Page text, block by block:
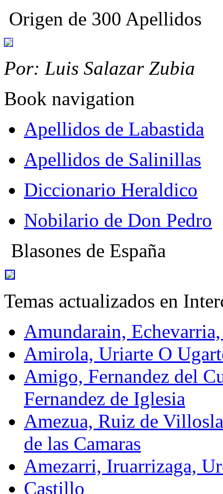
Origen de 300 Apellidos
Por: Luis Salazar Zubia
Book navigation
Apellidos de Labastida
Apellidos de Salinillas
Diccionario Heraldico
Nobilario de Don Pedro
Blasones de España
Temas actualizados en
Amundarain,
Amirola, Uriarte O
Amigo, Fernandez del
Fernandez de Iglesia
Amezua, Ruiz de
de las Camaras
Amezarri, Iruarrizaga,
Castillo